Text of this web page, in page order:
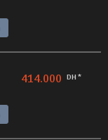
414.000 DH *